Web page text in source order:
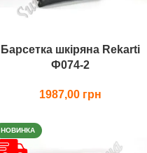
Барсетка шкіряна Rekarti
Ф074-2
1987,00
НОВИНКА